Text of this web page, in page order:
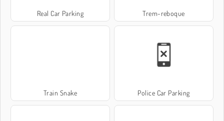
Real Car Parking Trem-reboque
Train Snake Police Car Parking